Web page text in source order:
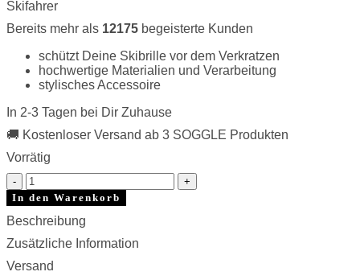
Skifahrer
Bereits mehr als 12175 begeisterte Kunden
schützt Deine Skibrille vor dem Verkratzen
hochwertige Materialien und Verarbeitung
stylisches Accessoire
In 2-3 Tagen bei Dir Zuhause
🚚 Kostenloser Versand ab 3 SOGGLE Produkten
Vorrätig
SOGGLE
b-
w
skier
Anzahl
In den Warenkorb
Beschreibung
Zusätzliche Information
Versand